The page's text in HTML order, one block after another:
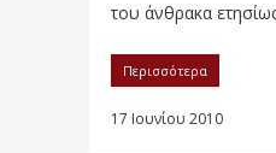
του άνθρακα
Περισσότερα
17 Ιουνίου 2010